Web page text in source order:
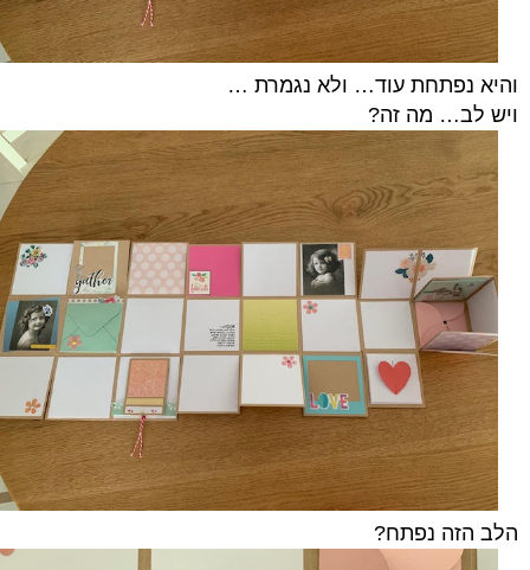
והיא נפתחת עוד… ולא נגמרת …
ויש לב… מה זה?
הלב הזה נפתח?